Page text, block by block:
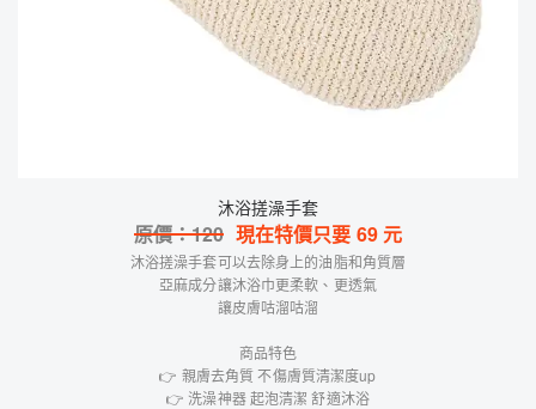
沐浴搓澡手套
原價：120 現在特價只要 69元
沐浴搓澡手套可以去除身上的油脂和角質層
亞麻成分讓沐浴巾更柔軟、更透氣
讓皮膚咕溜咕溜
商品特色
👉 親膚去角質 不傷膚質清潔度up
👉 洗澡神器 起泡清潔 舒適沐浴